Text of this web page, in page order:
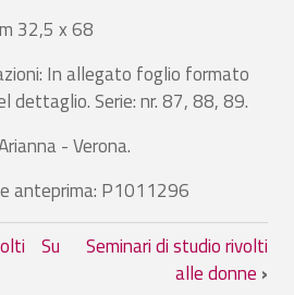
32,5 x 68
In allegato foglio formato
dettaglio. Serie: nr. 87, 88, 89.
- Verona.
anteprima: P1011296
del book per
Su
Seminari di studio rivolti
alle donne ›